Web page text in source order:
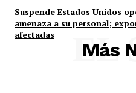
Suspende Estados Unidos
amenaza a su personal;
afectadas
Más
EL